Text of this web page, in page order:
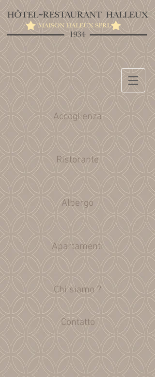
Contatto
Chi siamo ?
Albergo
Ristorante
Accoglienza
Apartamenti